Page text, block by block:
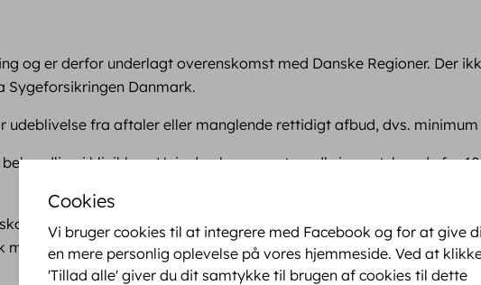
og er derfor underlagt overenskomst med Danske Regioner. Der
Sygeforsikringen Danmark.
fra aftaler eller manglende rettidigt afbud, dvs.
i klinikken. Hvis du glemmer at medbringe et, kan du for
og reguleres to gange årligt. Pr. 1/4 2025 er
kr. 350,00 og kr. 500,00 pr. gang afhængig af
Cookies
Vi bruger cookies til at integrere med Facebook og for at give
en mere personlig oplevelse på vores hjemmeside. Ved at
'Tillad alle' giver du dit samtykke til brugen af cookies til dette